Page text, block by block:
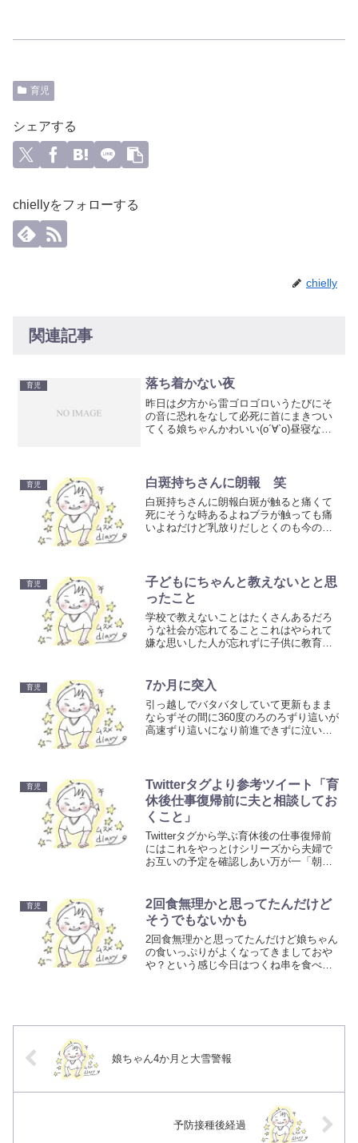
育児
シェアする
chiellyをフォローする
chielly
関連記事
育児 落ち着かない夜
昨日は夕方から雷ゴロゴロいうたびにそ
の音に恐れをなして必死に首にまきつい
てくる娘ちゃんかわいい(о´∀`о)昼寝なし
ま、すやぁあららさ...
育児 白斑持ちさんに朗報 笑
白斑持ちさんに朗報白斑が触ると痛くて
死にそうな時あるよねブラが触っても痛
いよねだけど乳放りだしとくのも今の季
て、ブラしてごらんなさいよ...
育児
子どもにちゃんと教えないとと思
ったこと
学校で教えないことはたくさんあるだろ
うな社会が忘れてることこれはやられて
嫌な思いした人が忘れずに子供に教育し
きスマホのことラインイジメのことと
か…。そういうことの全てこ...
育児 7か月に突入
引っ越しでバタバタしていて更新もまま
ならずその間に360度のろのろずり這いが
高速ずり這いになり前進できずに泣いて
ゃないかというところ...
育児
Twitterタグより参考ツイート「育
休後仕事復帰前に夫と相談してお
くこと」
Twitterタグから学ぶ育休後の仕事復帰前
にはこれをやっとけシリーズから夫婦で
お互いの予定を確認しあい万が一「朝熱
がどの日に休むのか事前に確認しておく
習慣をつける。「こ...
育児
2回食無理かと思ってたんだけど
そうでもないかも
2回食無理かと思ってたんだけど娘ちゃん
の食いっぷりがよくなってきましておや
や？という感じ今日はつくね串を食べて
娘ちゃん4か月と大雪警報
予防接種後経過